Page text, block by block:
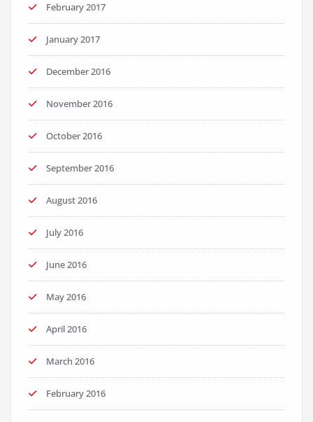
February 2017
January 2017
December 2016
November 2016
October 2016
September 2016
August 2016
July 2016
June 2016
May 2016
April 2016
March 2016
February 2016